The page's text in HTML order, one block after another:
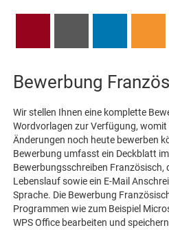
Bewerbung
Wir stellen Ihnen eine komplette
Wordvorlagen zur Verfügung, womit
Änderungen noch heute bewerben
Bewerbung umfasst ein Deckblatt
Bewerbungsschreiben Französisch,
Lebenslauf sowie ein E-Mail
Sprache. Die Bewerbung
Programmen wie zum Beispiel
WPS Office bearbeiten und